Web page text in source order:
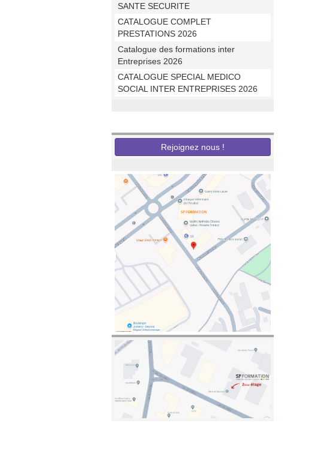
SANTE SECURITE
CATALOGUE COMPLET
PRESTATIONS 2026
Catalogue des formations inter
Entreprises 2026
CATALOGUE SPECIAL MEDICO
SOCIAL INTER ENTREPRISES 2026
Rejoignez nous !